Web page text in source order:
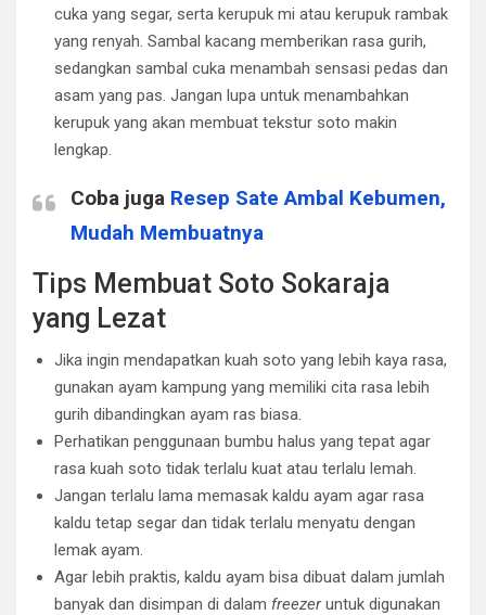
cuka yang segar, serta kerupuk mi atau kerupuk rambak
yang renyah. Sambal kacang memberikan rasa gurih,
sedangkan sambal cuka menambah sensasi pedas dan
asam yang pas. Jangan lupa untuk menambahkan
kerupuk yang akan membuat tekstur soto makin
lengkap.
Coba juga Resep Sate Ambal Kebumen,
Mudah Membuatnya
Tips Membuat Soto Sokaraja
yang Lezat
Jika ingin mendapatkan kuah soto yang lebih kaya rasa,
gunakan ayam kampung yang memiliki cita rasa lebih
gurih dibandingkan ayam ras biasa.
Perhatikan penggunaan bumbu halus yang tepat agar
rasa kuah soto tidak terlalu kuat atau terlalu lemah.
Jangan terlalu lama memasak kaldu ayam agar rasa
kaldu tetap segar dan tidak terlalu menyatu dengan
lemak ayam.
Agar lebih praktis, kaldu ayam bisa dibuat dalam jumlah
banyak dan disimpan di dalam freezeruntuk digunakan